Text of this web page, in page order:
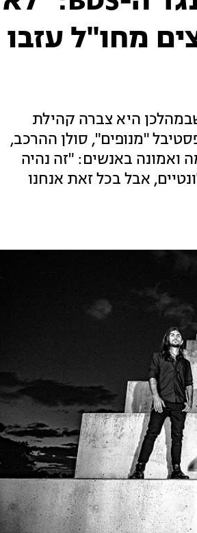
מחו"ל עזבו
באור הזרקורים כבר יותר מ-30 שנה, שבמהלכן היא צברה קהילת
"מנופים", סולן ההרכב,
לרשת 13 על מחאה, מלחמה ואמונה באנשים: "זה נהיה
אבל בכל זאת אנחנו